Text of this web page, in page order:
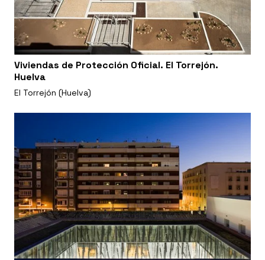
Viviendas de Protección Oficial. El Torrejón.
Huelva
El Torrejón (Huelva)